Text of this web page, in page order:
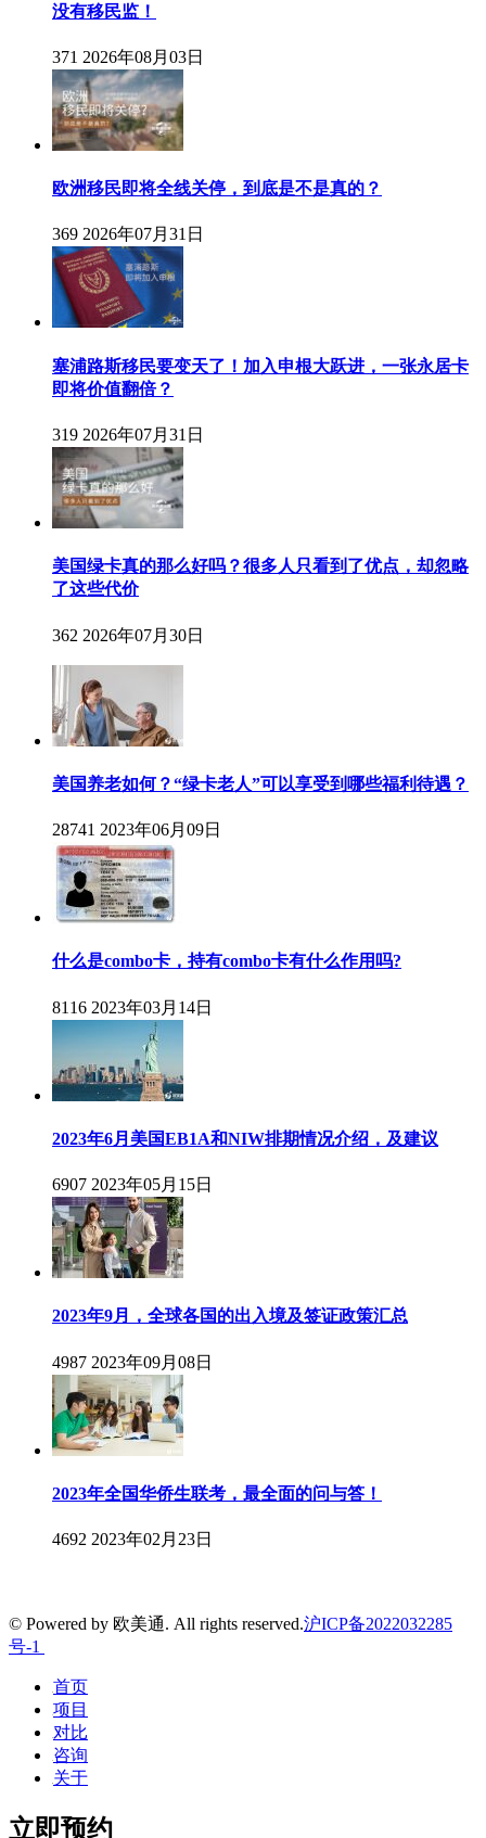
没有移民监！
371 2026年08月03日
欧洲移民即将全线关停，到底是不是真的？
369 2026年07月31日
塞浦路斯移民要变天了！加入申根大跃进，一张永居卡
即将价值翻倍？
319 2026年07月31日
美国绿卡真的那么好吗？很多人只看到了优点，却忽略
了这些代价
362 2026年07月30日
美国养老如何？“绿卡老人”可以享受到哪些福利待遇？
28741 2023年06月09日
什么是combo卡，持有combo卡有什么作用吗?
8116 2023年03月14日
2023年6月美国EB1A和NIW排期情况介绍，及建议
6907 2023年05月15日
2023年9月，全球各国的出入境及签证政策汇总
4987 2023年09月08日
2023年全国华侨生联考，最全面的问与答！
4692 2023年02月23日
© Powered by 欧美通. All rights reserved.沪ICP备2022032285
号-1
首页
项目
对比
咨询
关于
立即预约